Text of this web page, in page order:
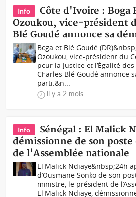
Info
Côte d'Ivoire : Boga
Ozoukou, vice-président
Blé Goudé annonce sa
Boga et Blé Goudé
Ozoukou, vice-président du
pour la Justice et l’Égalité des
Charles Blé Goudé annonce
parti.&n...
il y a 2 mois
Info
Sénégal : El Malick
démissionne de son poste
de l'Assemblée nationale
El Malick Ndiaye&nbsp;24h
d’Ousmane Sonko de son
ministre, le président de
El Malick Ndiaye,